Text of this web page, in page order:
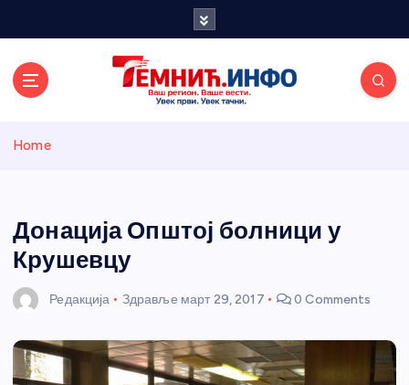
и портал
Home
Донација Општој болници у
Крушевцу
Редакција Здравље март 29, 2017 0 Comments